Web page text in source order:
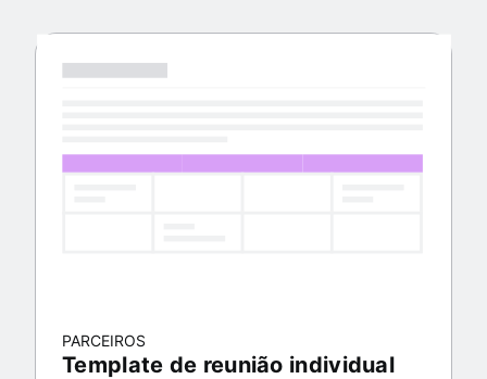
PARCEIROS
Template de reunião individual